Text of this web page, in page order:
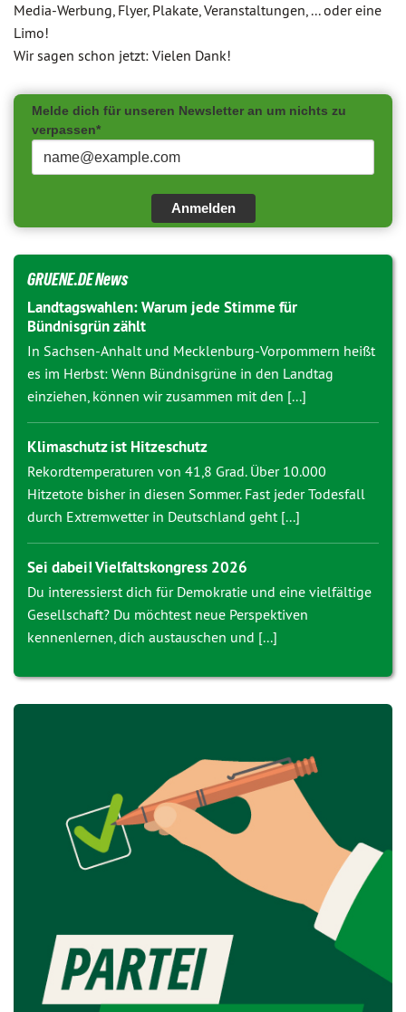
Media-Werbung, Flyer, Plakate, Veranstaltungen, ... oder eine
Limo!
Wir sagen schon jetzt: Vielen Dank!
Melde dich für unseren Newsletter an um nichts zu
verpassen*
Anmelden
GRUENE.DE News
Landtagswahlen: Warum jede Stimme für
Bündnisgrün zählt
In Sachsen-Anhalt und Mecklenburg-Vorpommern heißt
es im Herbst: Wenn Bündnisgrüne in den Landtag
einziehen, können wir zusammen mit den [...]
Klimaschutz ist Hitzeschutz
Rekordtemperaturen von 41,8 Grad. Über 10.000
Hitzetote bisher in diesen Sommer. Fast jeder Todesfall
durch Extremwetter in Deutschland geht [...]
Sei dabei! Vielfaltskongress 2026
Du interessierst dich für Demokratie und eine vielfältige
Gesellschaft? Du möchtest neue Perspektiven
kennenlernen, dich austauschen und [...]